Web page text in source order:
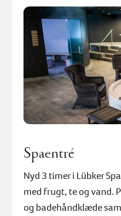
Spaentré
Nyd 3 timer i Lübker
med frugt, te og vand.
og badehåndklæde